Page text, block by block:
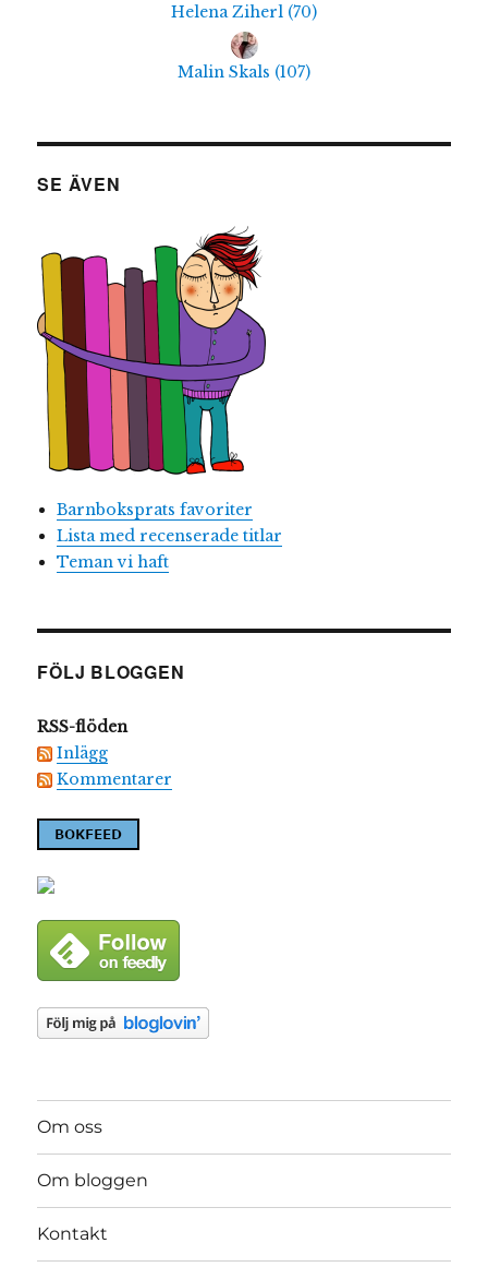
Helena Ziherl (70)
Malin Skals (107)
SE ÄVEN
Barnboksprats favoriter
Lista med recenserade titlar
Teman vi haft
FÖLJ BLOGGEN
RSS-flöden
Inlägg
Kommentarer
Om oss
Om bloggen
Kontakt